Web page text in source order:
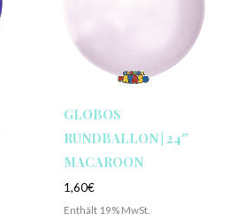
GLOBOS
RUNDBALLON | 24″
MACAROON
1,60€
Enthält 19% MwSt.